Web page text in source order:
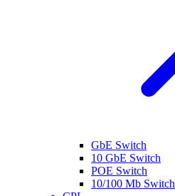
GbE Switch
10 GbE Switch
POE Switch
10/100 Mb Switch